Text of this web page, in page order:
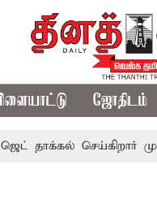
ஜோதிடம்
செய்கிறார் முதல்-